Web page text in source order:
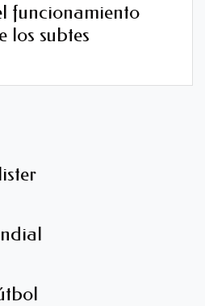
funcionamiento
los subtes